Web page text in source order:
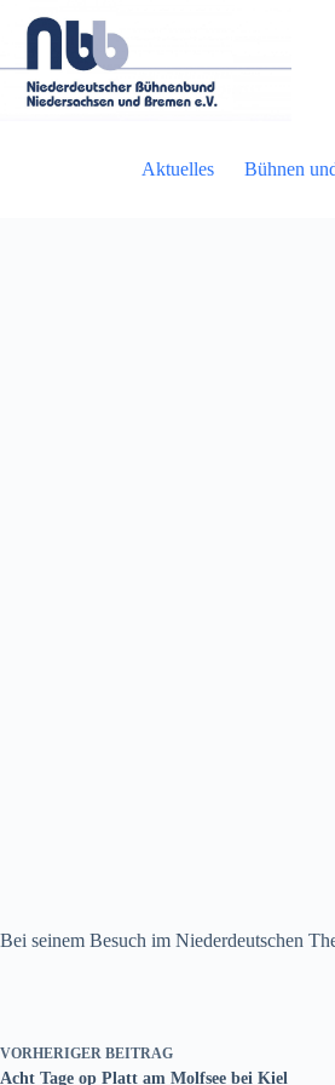
Inhalt
Aktuelles Bühnen
Bei seinem Besuch im Niederdeutschen
VORHERIGER BEITRAG
Acht Tage op Platt am Molfsee bei Kiel